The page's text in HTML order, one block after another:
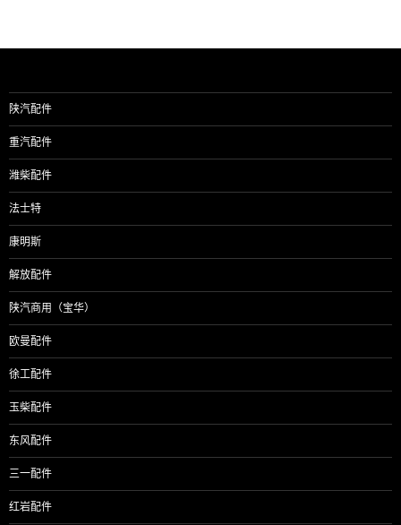
导
陕汽配件
重汽配件
潍柴配件
法士特
康明斯
解放配件
陕汽商用（宝华）
欧曼配件
徐工配件
玉柴配件
东风配件
三一配件
红岩配件